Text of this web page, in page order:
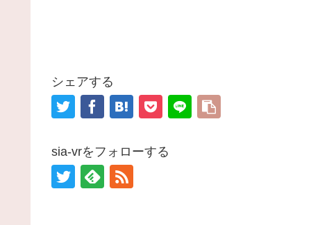
シェアする
sia-vrをフォローする